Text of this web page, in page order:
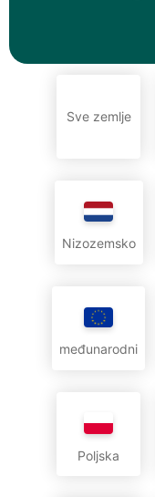
Sve zemlje
Nizozemsko
međunarodni
Poljska